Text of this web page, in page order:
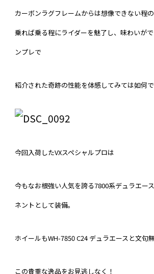
カーボンラグフレームからは想像できない程
乗れば乗る程にライダーを魅了し、味わいが
ンプレで
紹介された奇跡の性能を体感してみては如何
今回入荷したVXスペシャルプロは
今もなお根強い人気を誇る7800系デュラエー
ネントとして装備。
ホイールもWH-7850 C24 デュラエースと文句
この貴重な逸品をお見逃しなく！